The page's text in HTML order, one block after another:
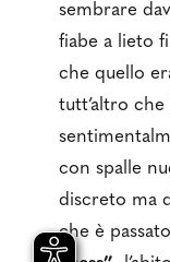
sembrare
fiabe a lieto
che quello
tutt’altro
con spalle
discreto ma
che è